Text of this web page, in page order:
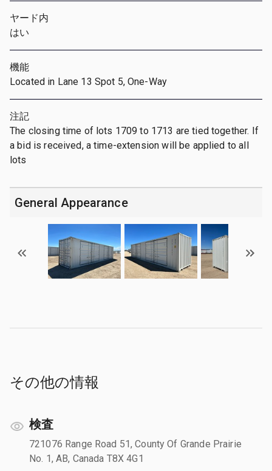
ヤード内
はい
機能
Located in Lane 13 Spot 5, One-Way
注記
The closing time of lots 1709 to 1713 are tied together. If
a bid is received, a time-extension will be applied to all
lots
General Appearance
その他の情報
検査
721076 Range Road 51, County Of Grande Prairie
No. 1, AB, Canada T8X 4G1